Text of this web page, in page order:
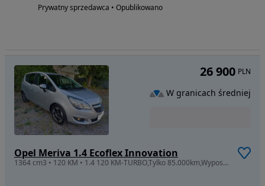
Prywatny sprzedawca • Opublikowano
Opel Meriva 1.4 Ecoflex Innovation
1364 cm3 • 120 KM • 1.4 120 KM-TURBO,Tylko 85.000km,Wyposażony,NAVI,BEZWYPADKOWY,Stan BDB
26 900 PLN
W granicach średniej